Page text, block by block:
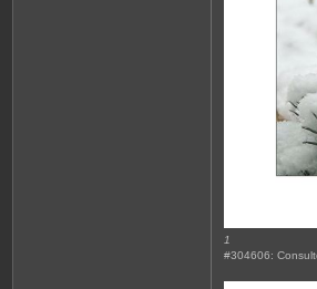
1
#304606: